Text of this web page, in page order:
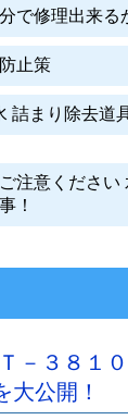
で修理出来る
止策
詰まり除去道
注意ください
！
－３８１
大公開！